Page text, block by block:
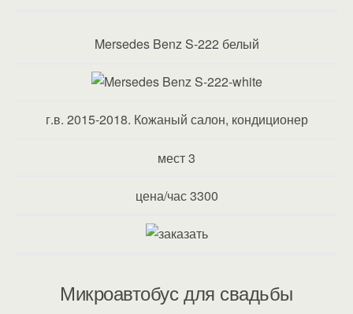
Mersedes Benz S-222 белый
г.в. 2015-2018. Кожаный салон, кондиционер
мест 3
цена/час 3300
Микроавтобус для свадьбы